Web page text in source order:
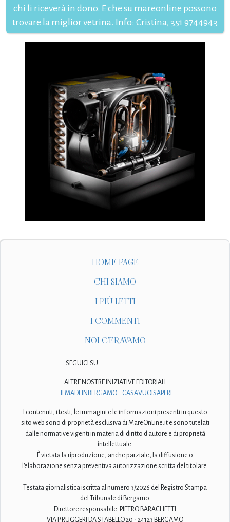
chi li riceverà in dono. E che su mareonline possono
trovare la miglior vetrina. Info: Cristina, 351 9744943
HOME PAGE
CHI SIAMO
I PIÙ LETTI
I COMMENTI
NOI C'ERAVAMO
SEGUICI SU
ALTRE NOSTRE INIZIATIVE EDITORIALI
ILMADEINBERGAMO
CASAVUOISAPERE
I contenuti, i testi, le immagini e le informazioni presenti in questo
sito web sono di proprietà esclusiva di MareOnLine.it e sono tutelati
dalle normative vigenti in materia di diritto d'autore e di proprietà
intellettuale.
È vietata la riproduzione, anche parziale, la diffusione o
l'elaborazione senza preventiva autorizzazione scritta del titolare.
Testata giornalistica iscritta al numero 3/2026 del Registro Stampa
del Tribunale di Bergamo.
Direttore responsabile: PIETRO BARACHETTI
VIA P. RUGGERI DA STABELLO 20 - 24123 BERGAMO